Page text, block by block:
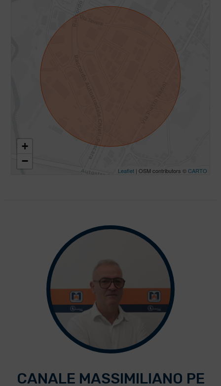
+
−
Leaflet | OSM contributors ©CARTO
CANALE MASSIMILIANO PE